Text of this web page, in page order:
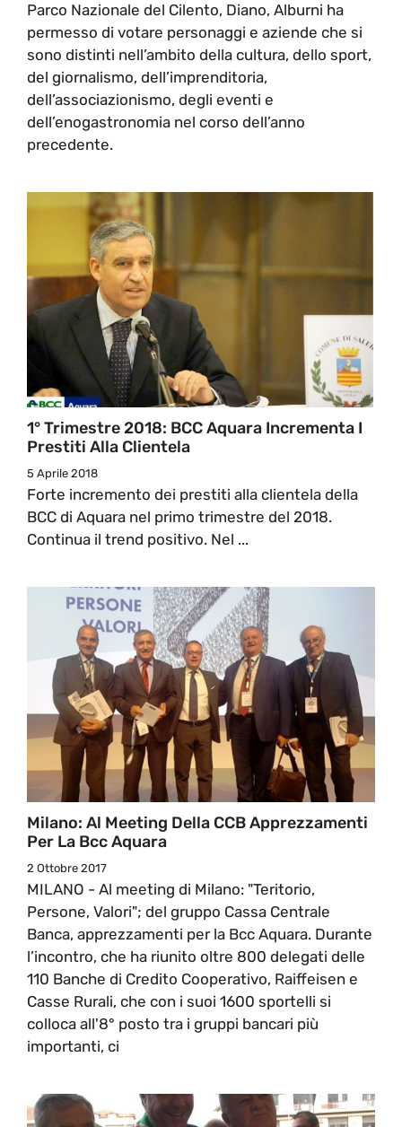
Parco Nazionale del Cilento, Diano, Alburni ha
permesso di votare personaggi e aziende che si
sono distinti nell’ambito della cultura, dello sport,
del giornalismo, dell’imprenditoria,
dell’associazionismo, degli eventi e
dell’enogastronomia nel corso dell’anno
precedente.
1° Trimestre 2018: BCC Aquara Incrementa I
Prestiti Alla Clientela
5 Aprile 2018
Forte incremento dei prestiti alla clientela della
BCC di Aquara nel primo trimestre del 2018.
Continua il trend positivo. Nel ...
Milano: Al Meeting Della CCB Apprezzamenti
Per La Bcc Aquara
2 Ottobre 2017
MILANO - Al meeting di Milano: "Teritorio,
Persone, Valori"; del gruppo Cassa Centrale
Banca, apprezzamenti per la Bcc Aquara. Durante
l’incontro, che ha riunito oltre 800 delegati delle
110 Banche di Credito Cooperativo, Raiffeisen e
Casse Rurali, che con i suoi 1600 sportelli si
colloca all'8° posto tra i gruppi bancari più
importanti, ci